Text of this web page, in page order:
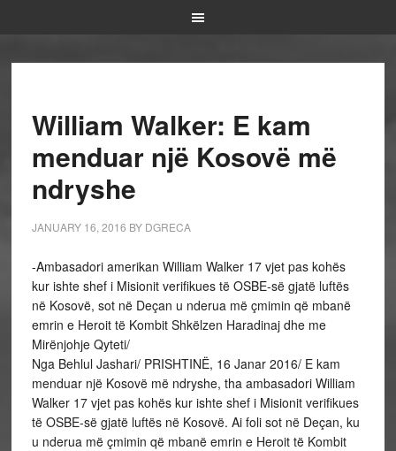
William Walker: E kam
menduar një Kosovë më
ndryshe
JANUARY 16, 2016 BY DGRECA
-Ambasadori amerikan William Walker 17 vjet pas kohës
kur ishte shef i Misionit verifikues të OSBE-së gjatë luftës
në Kosovë, sot në Deçan u nderua më çmimin që mbanë
emrin e Heroit të Kombit Shkëlzen Haradinaj dhe me
Mirënjohje Qyteti/
Nga Behlul Jashari/ PRISHTINË, 16 Janar 2016/ E kam
menduar një Kosovë më ndryshe, tha ambasadori William
Walker 17 vjet pas kohës kur ishte shef i Misionit verifikues
të OSBE-së gjatë luftës në Kosovë. Ai foli sot në Deçan, ku
u nderua më çmimin që mbanë emrin e Heroit të Kombit